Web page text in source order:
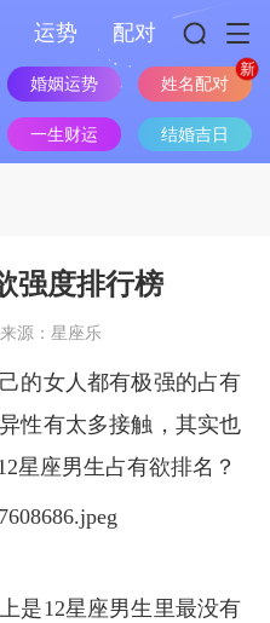
运势 配对
婚姻运势 姓名配对
一生财运 结婚吉日
强度排行榜
来源：星座乐
女人都有极强的占有
性有太多接触，其实也
星座男生占有欲排名？
是12星座男生里最没有